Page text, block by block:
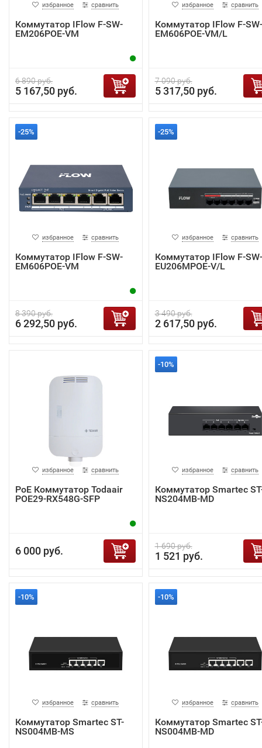
избранное сравнить
Коммутатор IFlow F-SW-
EM206POE-VM
6 890 руб.
5 167,50 руб.
избранное сравнить
Коммутатор IFlow F-SW-
EM606POE-VM/L
7 090 руб.
5 317,50 руб.
-25%
избранное сравнить
Коммутатор IFlow F-SW-
EM606POE-VM
8 390 руб.
6 292,50 руб.
-25%
избранное сравнить
Коммутатор IFlow F-SW-
EU206MPOE-V/L
3 490 руб.
2 617,50 руб.
избранное сравнить
PoE Коммутатор Todaair
POE29-RX548G-SFP
6 000 руб.
-10%
избранное сравнить
Коммутатор Smartec
NS204MB-MD
1 690 руб.
1 521 руб.
-10%
избранное сравнить
Коммутатор Smartec ST-
NS004MB-MS
-10%
избранное сравнить
Коммутатор Smartec
NS004MB-MD